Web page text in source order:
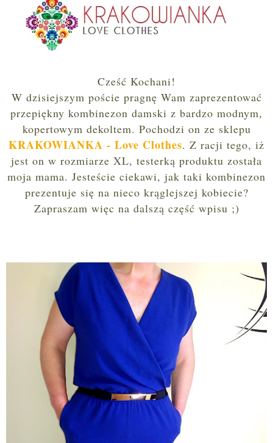
Cześć Kochani!
W dzisiejszym poście pragnę Wam zaprezentować
przepiękny kombinezon damski z bardzo modnym,
kopertowym dekoltem. Pochodzi on ze sklepu
KRAKOWIANKA - Love Clothes. Z racji tego, iż
jest on w rozmiarze XL, testerką produktu została
moja mama. Jesteście ciekawi, jak taki kombinezon
prezentuje się na nieco krąglejszej kobiecie?
Zapraszam więc na dalszą część wpisu ;)